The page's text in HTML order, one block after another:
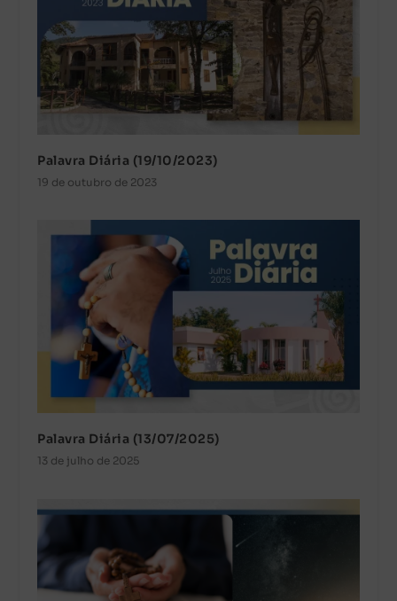
Palavra Diária (19/10/2023)
19 de outubro de 2023
Palavra Diária (13/07/2025)
13 de julho de 2025